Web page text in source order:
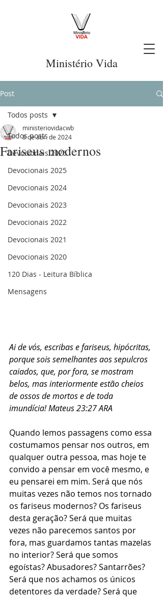
Ministério Vida
Post
Todos posts
Devocionais 2026
Devocionais 2025
Devocionais 2024
Devocionais 2023
Devocionais 2022
Devocionais 2021
Devocionais 2020
120 Dias - Leitura Bíblica
Mensagens
Todos posts
Fariseus modernos
ministeriovidacwb
8 de abr. de 2024
Ai de vós, escribas e fariseus, hipócritas,
porque sois semelhantes aos sepulcros
caiados, que, por fora, se mostram
belos, mas interiormente estão cheios
de ossos de mortos e de toda
imundícia! Mateus 23:27 ARA
Quando lemos passagens como essa
costumamos pensar nos outros, em
qualquer outra pessoa, mas hoje te
convido a pensar em você mesmo, e
eu pensarei em mim. Será que nós
muitas vezes não temos nos tornado
os fariseus modernos? Os fariseus
desta geração? Será que muitas
vezes não parecemos santos por
fora, mas guardamos tantas mazelas
no interior? Será que somos
egoístas? Abusadores? Santarrões?
Será que nos achamos os únicos
detentores da verdade? Será que